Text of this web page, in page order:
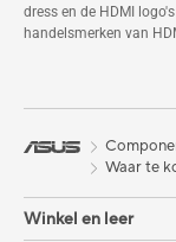
dress en de HDMI
handelsmerken van
Waar te
Winkel en leer